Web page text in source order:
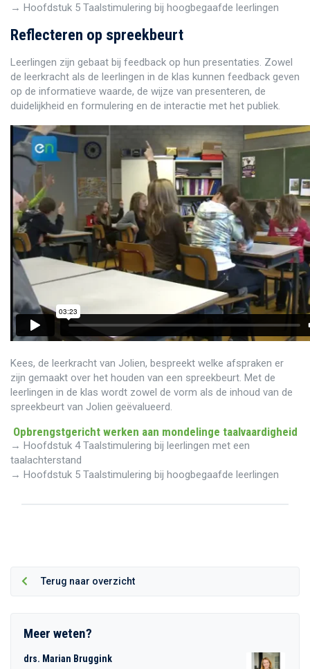
→ Hoofdstuk 5 Taalstimulering bij hoogbegaafde leerlingen
Reflecteren op spreekbeurt
Leerlingen zijn gebaat bij feedback op hun presentaties. Zowel
de leerkracht als de leerlingen in de klas kunnen feedback geven
op de informatieve waarde, de wijze van presenteren, de
duidelijkheid en formulering en de interactie met het publiek.
Kees, de leerkracht van Jolien, bespreekt welke afspraken er
zijn gemaakt over het houden van een spreekbeurt. Met de
leerlingen in de klas wordt zowel de vorm als de inhoud van de
spreekbeurt van Jolien geëvalueerd.
Opbrengstgericht werken aan mondelinge taalvaardigheid
→ Hoofdstuk 4 Taalstimulering bij leerlingen met een
taalachterstand
→ Hoofdstuk 5 Taalstimulering bij hoogbegaafde leerlingen
Terug naar overzicht
Meer weten?
drs. Marian Bruggink